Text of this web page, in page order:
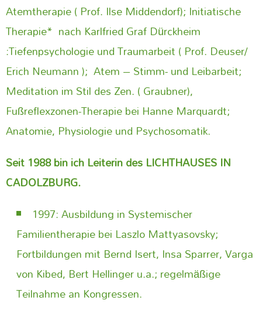
Atemtherapie ( Prof. Ilse Middendorf); Initiatische
Therapie* nach Karlfried Graf Dürckheim
:Tiefenpsychologie und Traumarbeit ( Prof. Deuser/
Erich Neumann ); Atem – Stimm- und Leibarbeit;
Meditation im Stil des Zen. ( Graubner),
Fußreflexzonen-Therapie bei Hanne Marquardt;
Anatomie, Physiologie und Psychosomatik.
Seit 1988 bin ich Leiterin des LICHTHAUSES IN
CADOLZBURG.
1997: Ausbildung in Systemischer
Familientherapie bei Laszlo Mattyasovsky;
Fortbildungen mit Bernd Isert, Insa Sparrer, Varga
von Kibed, Bert Hellinger u.a.; regelmäßige
Teilnahme an Kongressen.